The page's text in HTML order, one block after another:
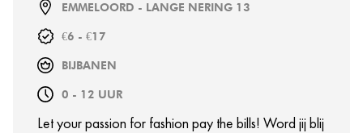
EMMELOORD - LANGE NERING 13
€6 - €17
BIJBANEN
0 - 12 UUR
Let your passion for fashion pay the bills! Word jij blij